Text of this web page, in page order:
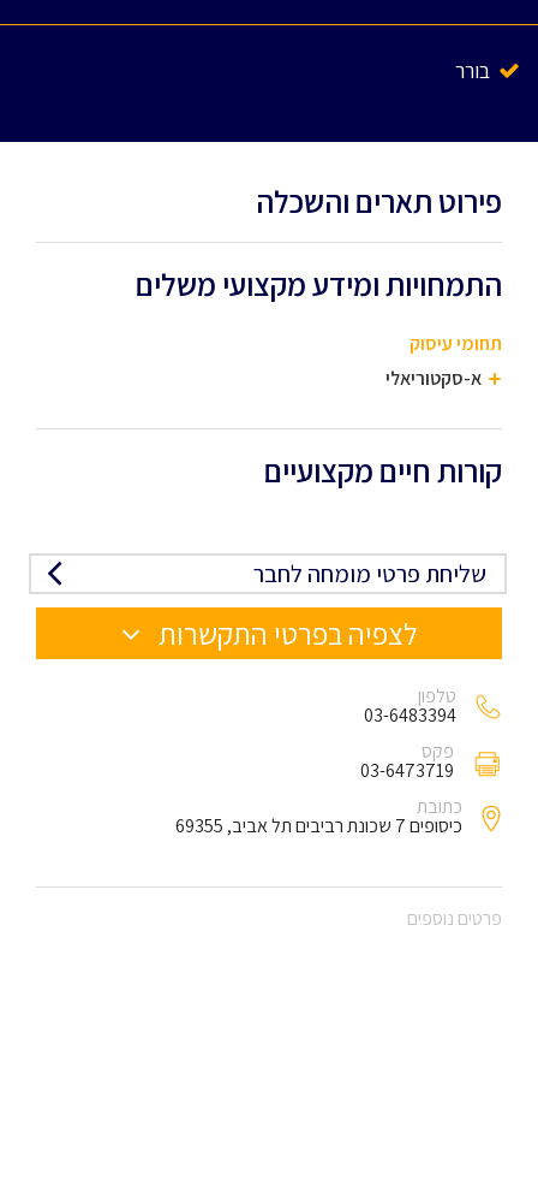
בורר
פירוט תארים והשכלה
התמחויות ומידע מקצועי משלים
תחומי עיסוק
א-סקטוריאלי
קורות חיים מקצועיים
שליחת פרטי מומחה לחבר
לצפיה בפרטי התקשרות
טלפון
03-6483394
פקס
03-6473719
כתובת
כיסופים 7 שכונת רביבים תל אביב, 69355
פרטים נוספים